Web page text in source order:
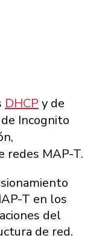
DHCP y de
de Incognito
redes MAP-T.
T en los
del
de red.